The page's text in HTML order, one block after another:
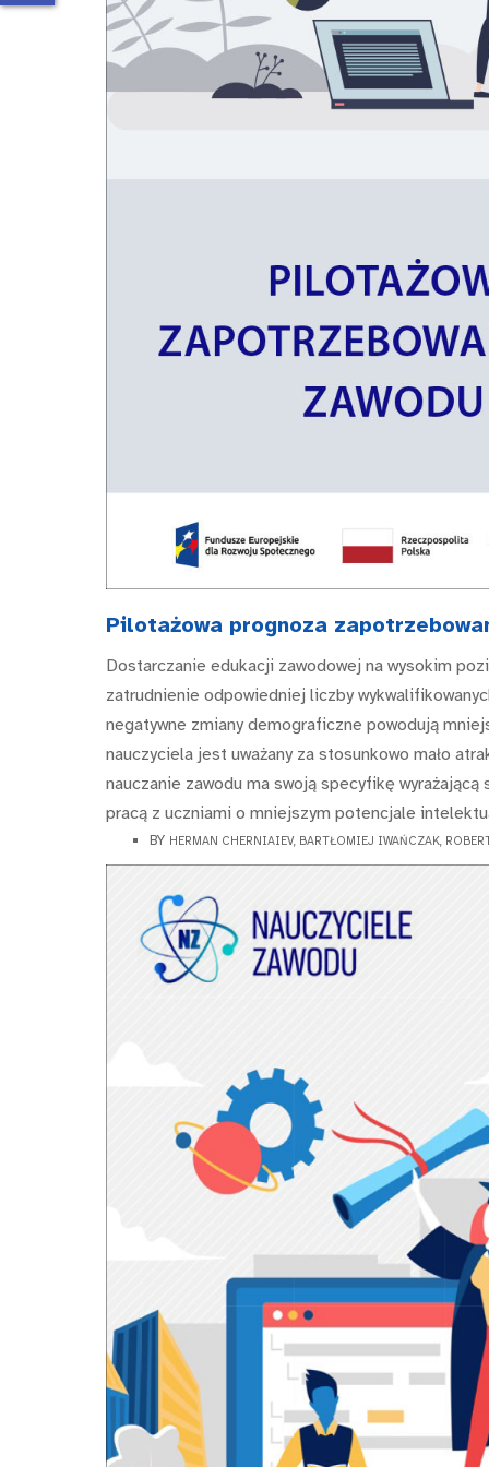
Pilotażowa prognoza
Dostarczanie edukacji zawodowej na wysokim
zatrudnienie odpowiedniej liczby
negatywne zmiany demograficzne powodują
nauczyciela jest uważany za stosunkowo mało
nauczanie zawodu ma swoją specyfikę
pracą z uczniami o mniejszym potencjale
BY HERMAN CHERNIAIEV, BARTŁOMIEJ IWAŃCZAK,